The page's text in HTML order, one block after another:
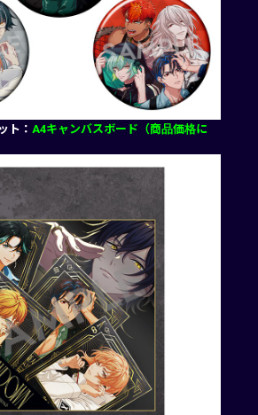
ト： A4キャンバスボード（商品価格に